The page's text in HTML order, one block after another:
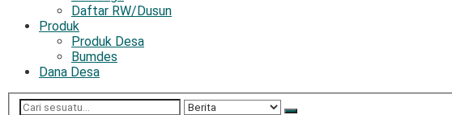
Daftar RW/Dusun
Produk
Produk Desa
Bumdes
Dana Desa